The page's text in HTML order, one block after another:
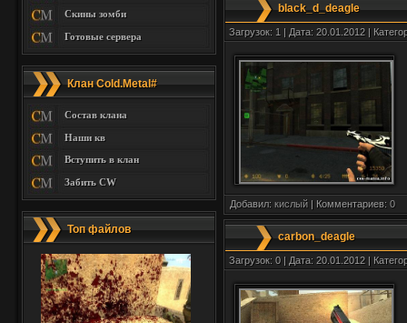
Скины зомби
Готовые сервера
Клан Cold.Metal#
Состав клана
Наши кв
Вступить в клан
Забить CW
Топ файлов
black_d_deagle
Загрузок: 1 | Дата: 20.01.2012 |
Добавил: кислый | Комментариев: 0
carbon_deagle
Загрузок: 0 | Дата: 20.01.2012 |